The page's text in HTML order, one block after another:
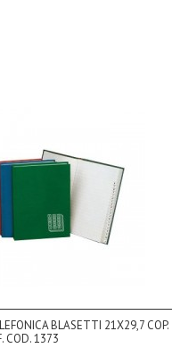
BLASETTI 21X29,7 COP.
COD. 1373